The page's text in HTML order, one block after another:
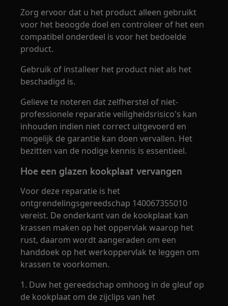
Zorg ervoor dat u het product alleen gebruikt
voor het beoogde doel en controleer of het een
compatibel onderdeel is voor het bedoelde
product.
Gebruik of installeer het product niet als het
beschadigd is.
Gelieve te noteren dat zelfherstel of niet-
professionele reparatie veiligheidsrisico's kan
inhouden indien niet correct uitgevoerd en
mogelijk de garantie kan doen vervallen. Het
bezitten van de nodige kennis is essentieel.
Hoe een glazen kookplaat vervangen
Voor deze reparatie is het
ontgrendelingsgereedschap 140067355010
vereist. De onderkant van de kookplaat kan
krassen maken op het oppervlak waarop het
rust, daarom wordt aangeraden om een
handdoek op het werkoppervlak te leggen om
krassen te voorkomen.
1. Duw het gereedschap omhoog in de gleuf op
de kookplaat om de zijclips van het